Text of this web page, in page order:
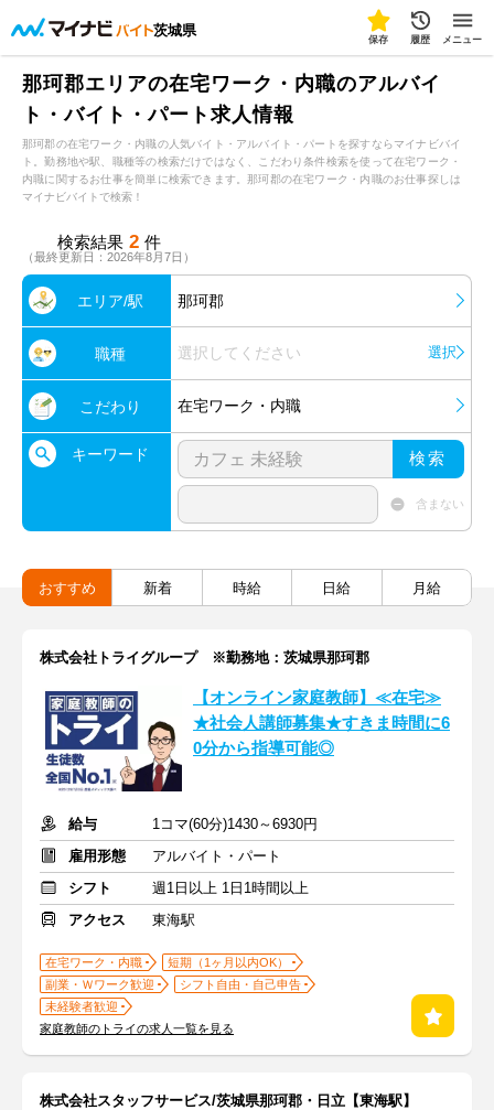
茨城県
保存 履歴 メニュー
那珂郡エリアの在宅ワーク・内職のアルバイ
ト・バイト・パート求人情報
那珂郡の在宅ワーク・内職の人気バイト・アルバイト・パートを探すならマイナビバイ
ト。勤務地や駅、職種等の検索だけではなく、こだわり条件検索を使って在宅ワーク・
内職に関するお仕事を簡単に検索できます。那珂郡の在宅ワーク・内職のお仕事探しは
マイナビバイトで検索！
検索結果 2 件
（最終更新日：2026年8月7日）
エリア/駅 那珂郡
職種 選択してください 選択
こだわり 在宅ワーク・内職
キーワード 検索
含まない
おすすめ 新着 時給 日給 月給
株式会社トライグループ ※勤務地：茨城県那珂郡
【オンライン家庭教師】≪在宅≫
★社会人講師募集★すきま時間に6
0分から指導可能◎
給与
1コマ(60分)1430～6930円
雇用形態
アルバイト・パート
シフト
週1日以上 1日1時間以上
アクセス
東海駅
在宅ワーク・内職
短期（1ヶ月以内OK）
副業・Ｗワーク歓迎
シフト自由・自己申告
未経験者歓迎
家庭教師のトライの求人一覧を見る
株式会社スタッフサービス/茨城県那珂郡・日立【東海駅】